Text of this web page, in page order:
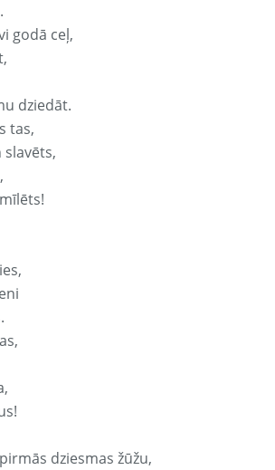
godā ceļ,
dziedāt.
tas,
slavēts,
dziesmas žūžu,